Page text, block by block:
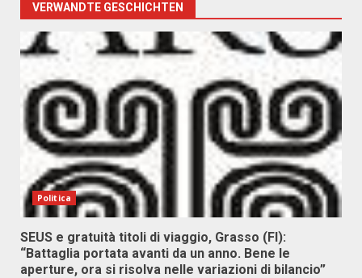
VERWANDTE GESCHICHTEN
Politica
SEUS e gratuità titoli di viaggio, Grasso (FI):
“Battaglia portata avanti da un anno. Bene le
aperture, ora si risolva nelle variazioni di bilancio”